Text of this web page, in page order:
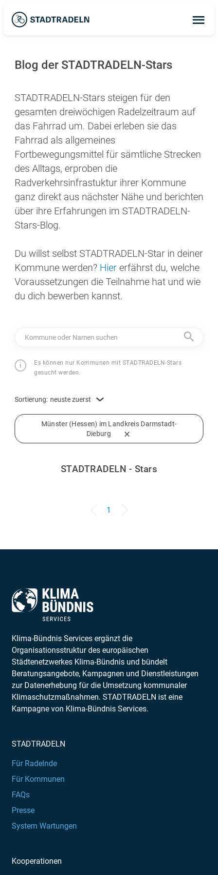
Blog der STADTRADELN-Stars
STADTRADELN-Stars steigen für den
gesamten dreiwöchigen Radelzeitraum auf
das Fahrrad um. Dabei erleben sie das
Fahrrad als allgemeines
Fortbewegungsmittel für sämtliche Strecken
des Alltags, erproben die
Radverkehrsinfrastuktur ihrer Kommune
ganz direkt aus nächster Nähe und berichten
über ihre Erfahrungen im STADTRADELN-
Stars-Blog.
Du willst selbst STADTRADELN-Star in deiner
Kommune werden? Hier erfährst du, welche
Voraussetzungen die Teilnahme hat und wie
du dich bewerben kannst.
Kommune oder Namen suchen
Es können nur Kommunen mit STADTRADELN-Stars
gesucht werden.
Münster (Hessen) im Landkreis Darmstadt-
Dieburg
Sortierung: neuste zuerst
STADTRADELN - Stars
1
Klima-Bündnis Services ergänzt die
Organisationsstruktur des europäischen
Städtenetzwerkes Klima-Bündnis und bündelt
Beratungsangebote, Kampagnen und Dienstleistungen
zur Datenerhebung für die Umsetzung kommunaler
Klimaschutzmaßnahmen. STADTRADELN ist eine
Kampagne von Klima-Bündnis Services.
STADTRADELN
Für Radelnde
Für Kommunen
FAQs
Presse
System Wartungen
Kooperationen